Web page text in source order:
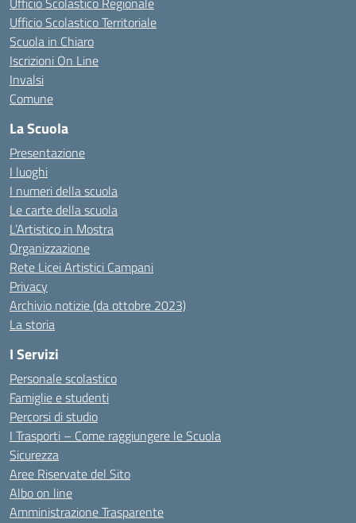
Ufficio Scolastico Territoriale
Scuola in Chiaro
Iscrizioni On Line
Invalsi
Comune
La Scuola
Presentazione
I luoghi
I numeri della scuola
Le carte della scuola
L’Artistico in Mostra
Organizzazione
Rete Licei Artistici Campani
Privacy
Archivio notizie (da ottobre 2023)
La storia
I Servizi
Personale scolastico
Famiglie e studenti
Percorsi di studio
I Trasporti – Come raggiungere le Scuola
Sicurezza
Aree Riservate del Sito
Albo on line
Amministrazione Trasparente